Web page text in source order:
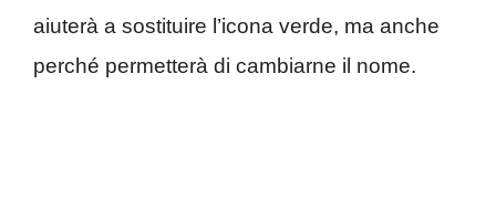
aiuterà a sostituire l’icona verde, ma anche
perché permetterà di cambiarne il nome.